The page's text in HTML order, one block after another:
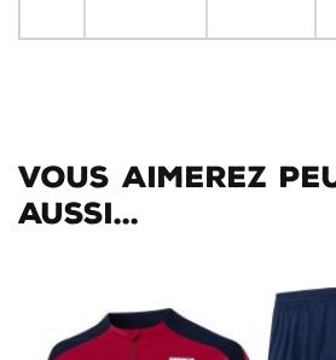
Vous aimerez
aussi...